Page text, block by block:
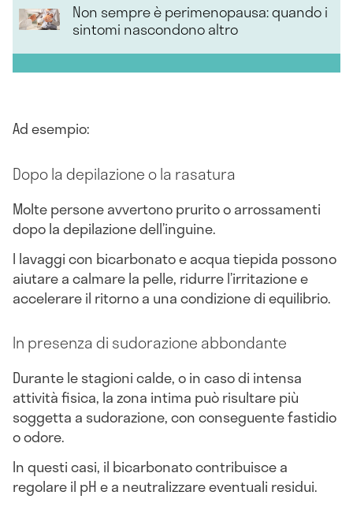
Non sempre è perimenopausa: quando i
sintomi nascondono altro
Ad esempio:
Dopo la depilazione o la rasatura
Molte persone avvertono prurito o arrossamenti
dopo la depilazione dell’inguine.
I lavaggi con bicarbonato e acqua tiepida possono
aiutare a calmare la pelle, ridurre l’irritazione e
accelerare il ritorno a una condizione di equilibrio.
In presenza di sudorazione abbondante
Durante le stagioni calde, o in caso di intensa
attività fisica, la zona intima può risultare più
soggetta a sudorazione, con conseguente fastidio
o odore.
In questi casi, il bicarbonato contribuisce a
regolare il pH e a neutralizzare eventuali residui.